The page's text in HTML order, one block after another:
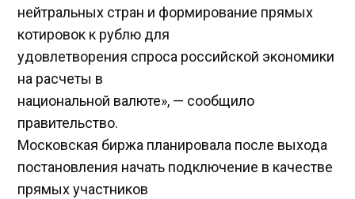
нейтральных стран и формирование прямых
котировок к рублю для
удовлетворения спроса российской экономики
на расчеты в
национальной валюте», — сообщило
правительство.
Московская биржа планировала после выхода
постановления начать подключение в качестве
прямых участников